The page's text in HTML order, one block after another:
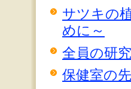
サツキの
めに～
全員の研
保健室の